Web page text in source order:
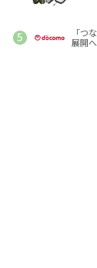
「つ
展開へ